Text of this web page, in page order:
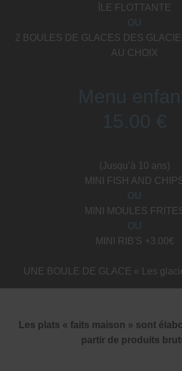
ÎLE FLOTTANTE
OU
2 BOULES DE GLACES DES
AU CHOIX
Menu
15.00 €
(Jusqu’à 10 ans)
MINI FISH AND
​​OU
MINI MOULES
OU
MINI RIB'S +3.00€
UNE BOULE DE GLACE « Les
Les plats « faits maison » sont
partir de produits